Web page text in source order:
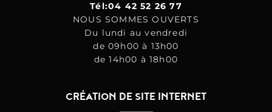
Tél:04 42 52 26 77
NOUS SOMMES OUVERTS
Du lundi au vendredi
de 09h00 à 13h00
de 14h00 à 18h00
CRÉATION DE SITE INTERNET